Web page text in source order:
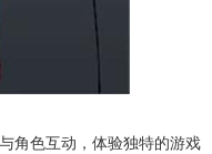
角色互动，体验独特的游戏